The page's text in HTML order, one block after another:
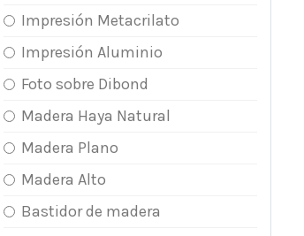
Impresión Metacrilato
Impresión Aluminio
Foto sobre Dibond
Madera Haya Natural
Madera Plano
Madera Alto
Bastidor de madera